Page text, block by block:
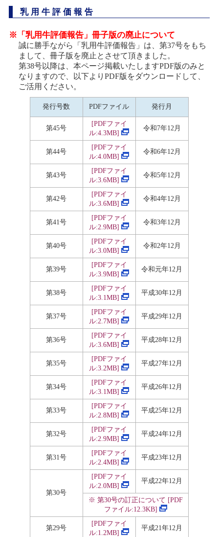
乳用牛評価報告
※「乳用牛評価報告」冊子版の廃止について
誠に勝手ながら「乳用牛評価報告」は、第37号をもち
まして、冊子版を廃止とさせて頂きました。
第38号以降は、本ページ掲載いたしますPDF版のみと
なりますので、以下よりPDF版をダウンロードして、
ご活用ください。
発行号数 PDFファイル 発行月
第45号
[PDFファイ
ル:4.3MB]
令和7年12月
第44号
[PDFファイ
ル:4.0MB]
令和6年12月
第43号
[PDFファイ
ル:3.6MB]
令和5年12月
第42号
[PDFファイ
ル:3.6MB]
令和4年12月
第41号
[PDFファイ
ル:2.9MB]
令和3年12月
第40号
[PDFファイ
ル:3.0MB]
令和2年12月
第39号
[PDFファイ
ル:3.9MB]
令和元年12月
第38号
[PDFファイ
ル:3.1MB]
平成30年12月
第37号
[PDFファイ
ル:2.7MB]
平成29年12月
第36号
[PDFファイ
ル:3.6MB]
平成28年12月
第35号
[PDFファイ
ル:3.2MB]
平成27年12月
第34号
[PDFファイ
ル:3.1MB]
平成26年12月
第33号
[PDFファイ
ル:2.8MB]
平成25年12月
第32号
[PDFファイ
ル:2.9MB]
平成24年12月
第31号
[PDFファイ
ル:2.4MB]
平成23年12月
第30号
[PDFファイ
ル:2.0MB]
平成22年12月
※ 第30号の訂正について [PDF
ファイル:12.3KB]
第29号
[PDFファイ
ル:1.2MB]
平成21年12月